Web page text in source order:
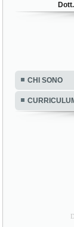
CHI SONO